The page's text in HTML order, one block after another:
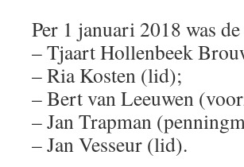
Per 1 januari 2018 was
– Tjaart Hollenbeek
– Ria Kosten (lid);
– Bert van Leeuwen
– Jan Trapman
– Jan Vesseur (lid).